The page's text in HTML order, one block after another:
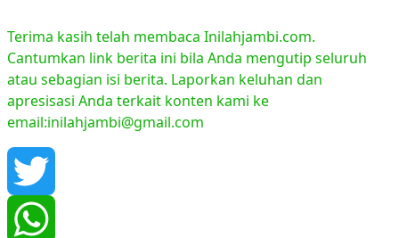
Terima kasih telah membaca Inilahjambi.com.
Cantumkan link berita ini bila Anda mengutip seluruh
atau sebagian isi berita. Laporkan keluhan dan
apresisasi Anda terkait konten kami ke
email:inilahjambi@gmail.com
Twitter